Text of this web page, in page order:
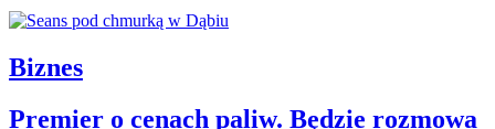
Biznes
Premier o cenach paliw. Będzie rozmowa